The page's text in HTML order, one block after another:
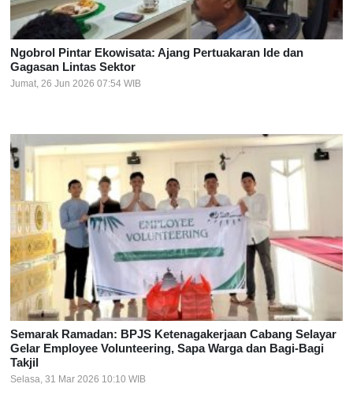
Ngobrol Pintar Ekowisata: Ajang Pertuakaran Ide dan
Gagasan Lintas Sektor
Jumat, 26 Jun 2026 07:54 WIB
Semarak Ramadan: BPJS Ketenagakerjaan Cabang Selayar
Gelar Employee Volunteering, Sapa Warga dan Bagi-Bagi
Takjil
Selasa, 31 Mar 2026 10:10 WIB